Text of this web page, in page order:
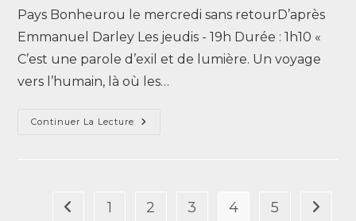
Pays Bonheurou le mercredi sans retourD’après
Emmanuel Darley Les jeudis - 19h Durée : 1h10 «
C’est une parole d’exil et de lumière. Un voyage
vers l’humain, là où les…
Continuer La Lecture
1 2 3 4 5